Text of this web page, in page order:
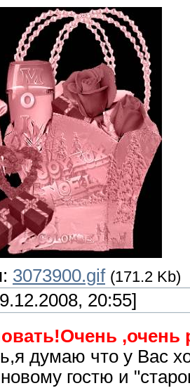
3073900.gif (171.2 Kb)
20:55]
,очень
думаю что у Вас
гостю и